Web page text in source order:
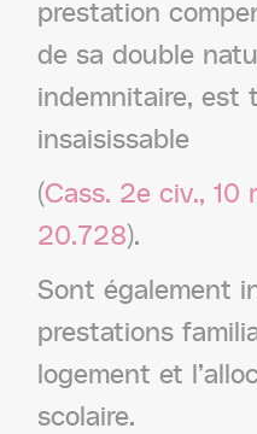
prestation
de sa double
indemnitaire, est
insaisissable
(Cass. 2e civ.,
20.728).
Sont également
prestations
logement et
scolaire.